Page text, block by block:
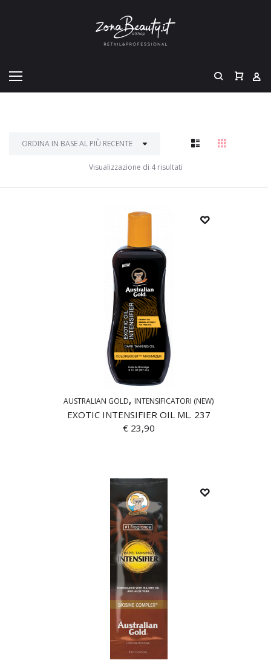
Visualizzazione di 4 risultati
AUSTRALIAN GOLD INTENSIFICATORI (NEW)
EXOTIC INTENSIFIER OIL ML. 237
€23,90